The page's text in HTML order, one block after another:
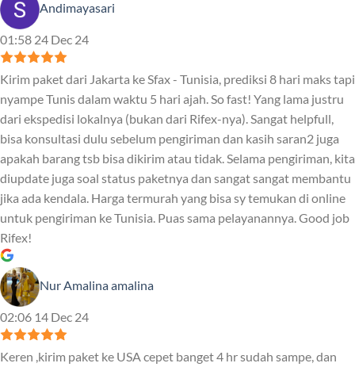
Andimayasari
01:58 24 Dec 24
Kirim paket dari Jakarta ke Sfax - Tunisia, prediksi 8 hari maks tapi
nyampe Tunis dalam waktu 5 hari ajah. So fast! Yang lama justru
dari ekspedisi lokalnya (bukan dari Rifex-nya). Sangat helpfull,
bisa konsultasi dulu sebelum pengiriman dan kasih saran2 juga
apakah barang tsb bisa dikirim atau tidak. Selama pengiriman, kita
diupdate juga soal status paketnya dan sangat sangat membantu
jika ada kendala. Harga termurah yang bisa sy temukan di online
untuk pengiriman ke Tunisia. Puas sama pelayanannya. Good job
Rifex!
Nur Amalina amalina
02:06 14 Dec 24
Keren ,kirim paket ke USA cepet banget 4 hr sudah sampe, dan